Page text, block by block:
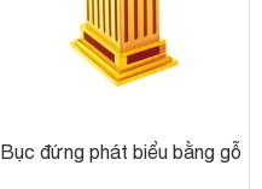
Bục đứng phát biểu bằng gỗ